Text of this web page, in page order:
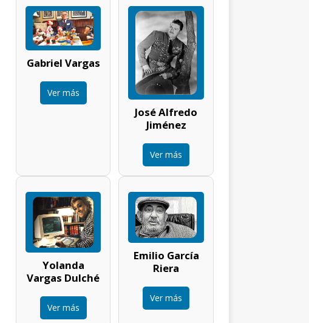
Gabriel Vargas
Ver más
José Alfredo
Jiménez
Ver más
Yolanda
Vargas Dulché
Ver más
Emilio García
Riera
Ver más